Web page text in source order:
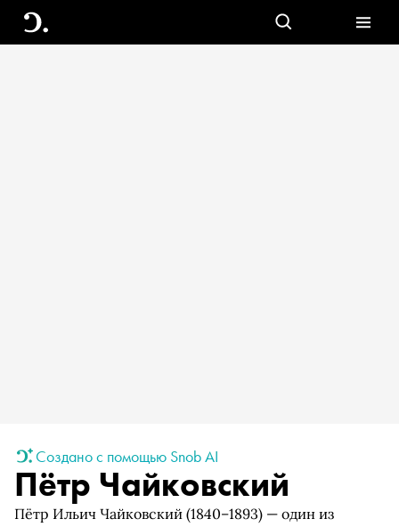
Создано с помощью Snob AI
Пётр Чайковский
Пётр Ильич Чайковский (1840–1893) — один из